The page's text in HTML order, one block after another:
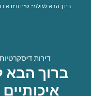
ברוך הבא לעולמי: שירותים
דירות
ברוך הבא